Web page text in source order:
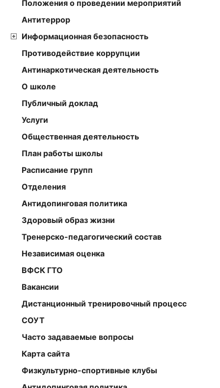
Положения о проведении мероприятий
Антитеррор
Информационная безопасность
Противодействие коррупции
Антинаркотическая деятельность
О школе
Публичный доклад
Услуги
Общественная деятельность
План работы школы
Расписание групп
Отделения
Антидопинговая политика
Здоровый образ жизни
Тренерско-педагогический состав
Независимая оценка
ВФСК ГТО
Вакансии
Дистанционный тренировочный процесс
СОУТ
Часто задаваемые вопросы
Карта сайта
Физкультурно-спортивные клубы